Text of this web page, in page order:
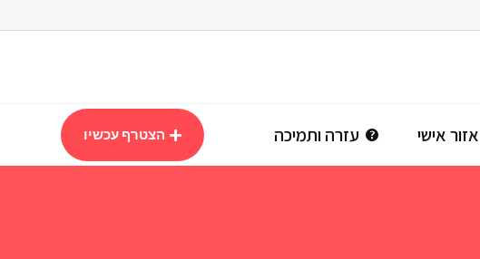
אזור אישי עזרה ותמיכה הצטרף עכשיו